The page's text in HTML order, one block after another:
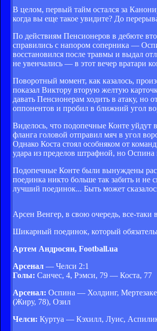
В целом, первый тайм остался за
когда вы еще такое увидите? До
По действиям Пенсионеров в дебюте
справились с напором соперника —
восстановился после травмы и выдал
не увенчались — в этот вечер вратари
Поворотный момент, как казалось,
показал Виктору вторую желтую
давать Пенсионерам ходить в атаку,
оппонентов и пробил в ближний угол
Виделось, что подопечные Конте
фланга головой отправил мяч в угол
Однако Коста стоял особняком от
удара из пределов штрафной, но
Подопечные Конте были вынуждены
поединка никто больше так забить и
лучший поединок... Быть может
Арсен Венгер, в свою очередь, все-таки
Шикарный поединок, который
Артем Андросян, Football.ua
Арсенал — Челси 2:1
Голы: Санчес, 4, Рэмси, 79 — Коста, 77
Арсенал: Оспина — Холдинг,
(Жиру, 78), Озил
Челси: Куртуа — Кэхилл, Луис,